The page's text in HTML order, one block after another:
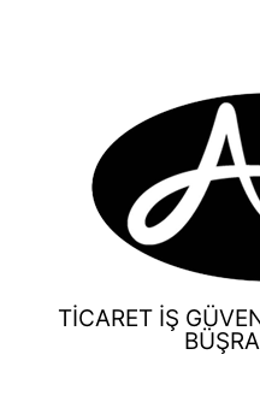
TİCARET İŞ